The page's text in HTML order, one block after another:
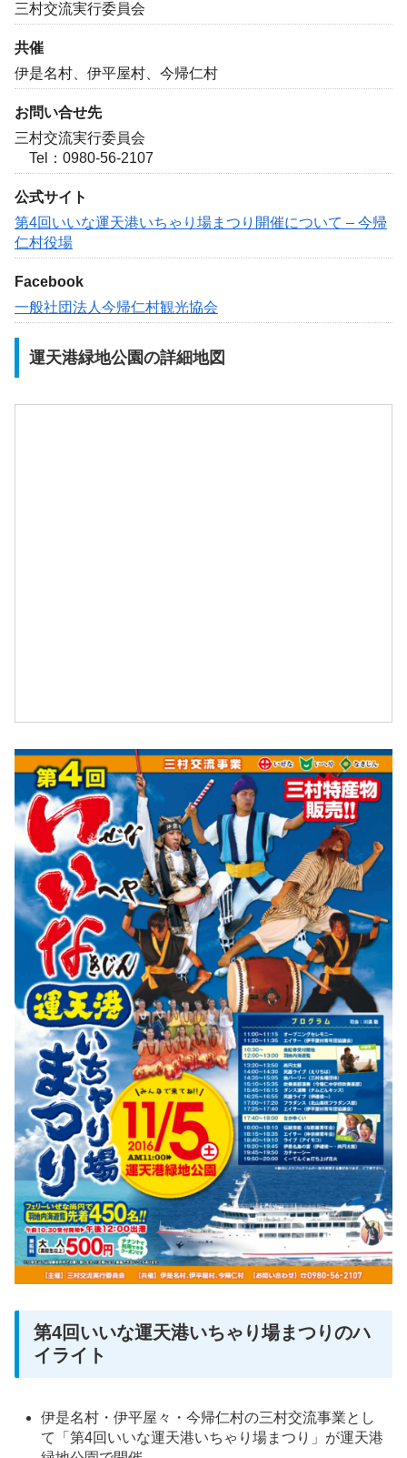
三村交流実行委員会
共催
伊是名村、伊平屋村、今帰仁村
お問い合せ先
三村交流実行委員会
Tel：0980-56-2107
公式サイト
第4回いいな運天港いちゃり場まつり開催について – 今帰
仁村役場
Facebook
一般社団法人今帰仁村観光協会
運天港緑地公園の詳細地図
第4回いいな運天港いちゃり場まつりのハ
イライト
伊是名村・伊平屋々・今帰仁村の三村交流事業とし
て「第4回いいな運天港いちゃり場まつり」が運天港